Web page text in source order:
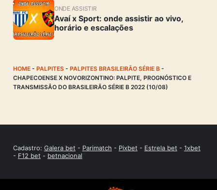
ONDE ASSISTIR
Avaí x Sport: onde assistir ao vivo,
horário e escalações
HOME- PALPITES- PALPITES BRASILEIRÃO SÉRIE B-
CHAPECOENSE X NOVORIZONTINO: PALPITE, PROGNÓSTICO E
TRANSMISSÃO DO BRASILEIRÃO SÉRIE B 2022 (10/08)
Cadastro: Galera bet - Parimatch - Pixbet - Estrela bet - 1xbet
- F12 bet - betnacional